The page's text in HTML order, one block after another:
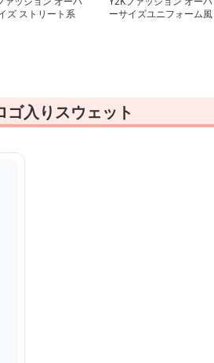
ズ ストリート系
ーサイズユニフォーム風
入りスウェット